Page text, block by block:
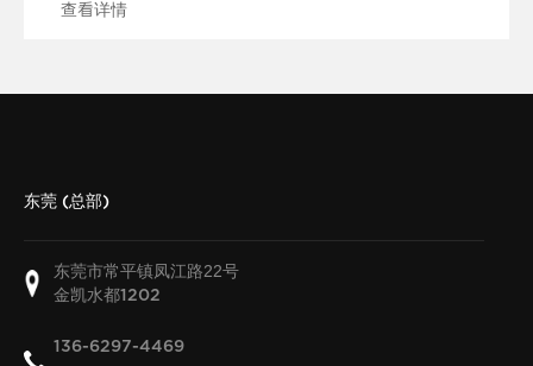
查看详情
东莞 (总部)
东莞市常平镇凤江路22号
金凯水都1202
136-6297-4469